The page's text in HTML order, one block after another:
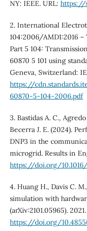
NY: IEEE. URL: https://
2. International
104:2006/AMD1:2016
Part 5 104:
60870 5 101 using
Geneva, Switzerland:
https://
60870-5-104-2006.pdf
3. Bastidas A. C.,
Becerra J. E. (2024).
DNP3 in the
microgrid. Results in
https://doi.org/
4. Huang H., Davis C.
simulation with
(arXiv:2101.05965).
https://doi.org/